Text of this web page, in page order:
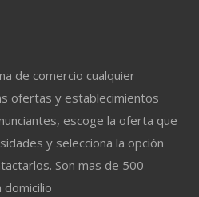
de comercio cualquier
ofertas y establecimientos
escoge la oferta que
y selecciona la opción
Son mas de 500
domicilio